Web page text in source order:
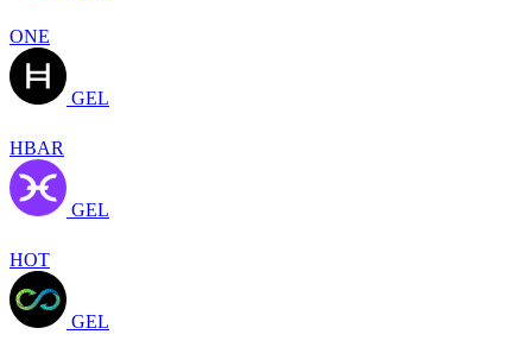
ONE
GEL
HBAR
GEL
HOT
GEL